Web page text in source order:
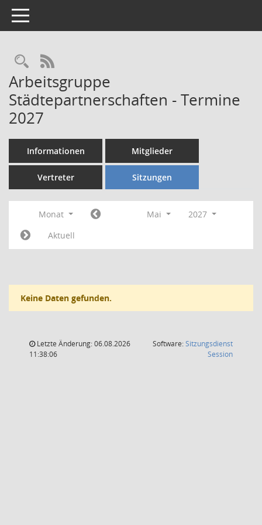
Toggle navigation
Rechercheauswahl
RSS-Feed
Arbeitsgruppe
Städtepartnerschaften - Termine
2027
Informationen Mitglieder
Vertreter Sitzungen
Monat Mai
2027
Aktuell
Keine Daten gefunden.
Letzte Änderung: 06.08.2026
11:38:06
Software:Sitzungsdienst
Session(Wird in